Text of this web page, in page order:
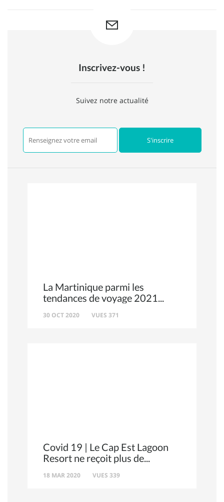
Inscrivez-vous !
Suivez notre actualité
La Martinique parmi les
tendances de voyage 2021
30 OCT 2020 VUES 371
Covid 19 | Le Cap Est Lagoon
Resort ne reçoit plus de
18 MAR 2020 VUES 339